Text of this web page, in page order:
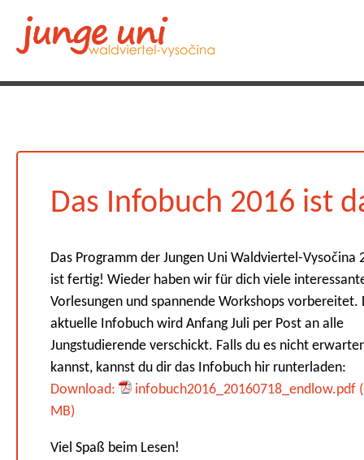
Das Infobuch 2016 ist
Das Programm der Jungen Uni Waldviertel-Vysočina
ist fertig! Wieder haben wir für dich viele
Vorlesungen und spannende Workshops vorbereitet.
aktuelle Infobuch wird Anfang Juli per Post an alle
Jungstudierende verschickt. Falls du es nicht
kannst, kannst du dir das Infobuch hir runterladen:
Download:
infobuch2016_20160718_endlow.pdf
MB)
Viel Spaß beim Lesen!